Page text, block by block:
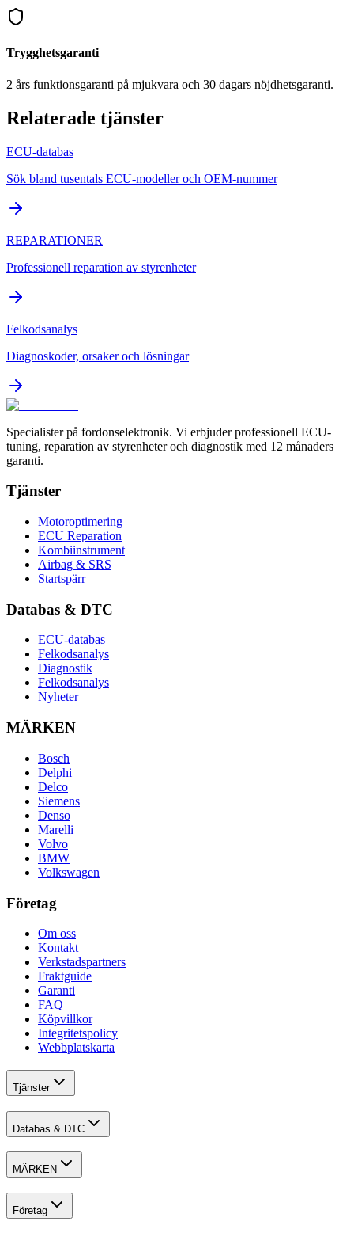
Trygghetsgaranti
2 års funktionsgaranti på mjukvara och 30 dagars nöjdhetsgaranti.
Relaterade tjänster
ECU-databas
Sök bland tusentals ECU-modeller och OEM-nummer
REPARATIONER
Professionell reparation av styrenheter
Felkodsanalys
Diagnoskoder, orsaker och lösningar
Specialister på fordonselektronik. Vi erbjuder professionell ECU-
tuning, reparation av styrenheter och diagnostik med 12 månaders
garanti.
Tjänster
Motoroptimering
ECU Reparation
Kombiinstrument
Airbag & SRS
Startspärr
Databas & DTC
ECU-databas
Felkodsanalys
Diagnostik
Felkodsanalys
Nyheter
MÄRKEN
Bosch
Delphi
Delco
Siemens
Denso
Marelli
Volvo
BMW
Volkswagen
Företag
Om oss
Kontakt
Verkstadspartners
Fraktguide
Garanti
FAQ
Köpvillkor
Integritetspolicy
Webbplatskarta
Tjänster
Databas & DTC
MÄRKEN
Företag